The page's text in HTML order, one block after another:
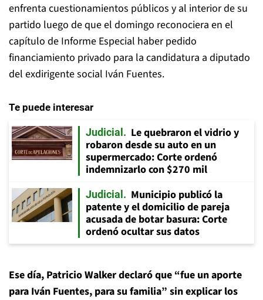
enfrenta cuestionamientos públicos y al interior de su
partido luego de que el domingo reconociera en el
capítulo de Informe Especial haber pedido
financiamiento privado para la candidatura a diputado
del exdirigente social Iván Fuentes.
Te puede interesar
Judicial
Le quebraron el vidrio y
robaron desde su auto en un
supermercado: Corte ordenó
indemnizarlo con $270 mil
Judicial
Municipio publicó la
patente y el domicilio de pareja
acusada de botar basura: Corte
ordenó ocultar sus datos
Ese día, Patricio Walker declaró que “fue un aporte
para Iván Fuentes, para su familia” sin explicar los